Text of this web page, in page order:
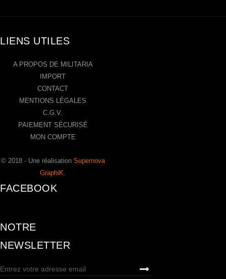
LIENS UTILES
A PROPOS DE MILITARIA
IMPORT
CONTACT
MENTIONS LÉGALES
C.G.V.
PAIEMENT SÉCURISÉ
MON COMPTE
© 2018 - Une réalisation Supernova
GraphiK
FACEBOOK
NOTRE
NEWSLETTER